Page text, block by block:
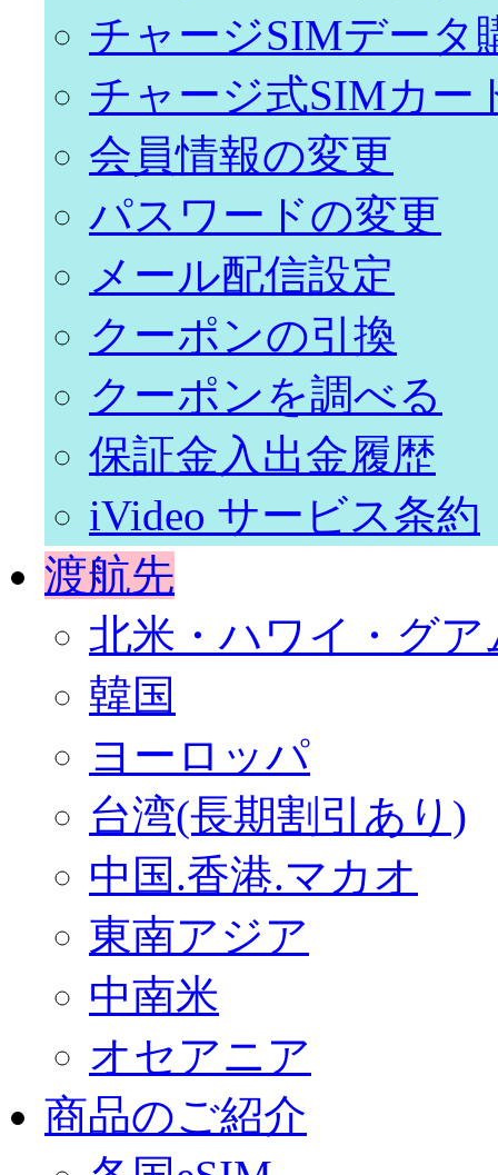
チャージSIMデータ
チャージ式SIMカー
会員情報の変更
パスワードの変更
メール配信設定
クーポンの引換
クーポンを調べる
保証金入出金履歴
iVideo サービス条約
渡航先
北米・ハワイ・グア
韓国
ヨーロッパ
台湾(長期割引あり)
中国.香港.マカオ
東南アジア
中南米
オセアニア
商品のご紹介